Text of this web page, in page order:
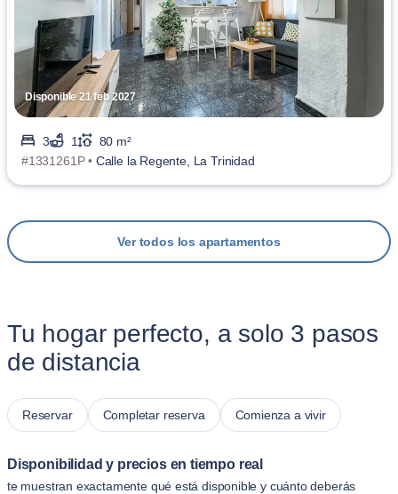
Disponible 21 feb 2027
3 1
80 m²
#1331261P • Calle la Regente, La Trinidad
Ver todos los apartamentos
Tu hogar perfecto, a solo 3 pasos
de distancia
Reservar Completar reserva Comienza a vivir
Disponibilidad y precios en tiempo real
te muestran exactamente qué está disponible y cuánto deberás